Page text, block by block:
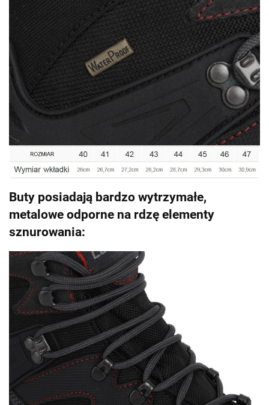
Buty posiadają bardzo wytrzymałe,
metalowe odporne na rdzę elementy
sznurowania: